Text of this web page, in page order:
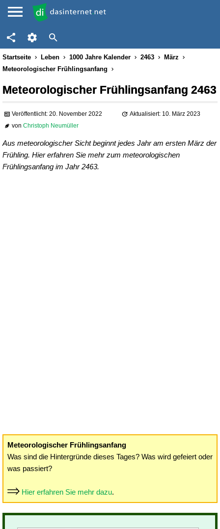
Startseite Leben 1000 Jahre Kalender 2463
März
Meteorologischer Frühlingsanfang
Meteorologischer Frühlingsanfang 2463
Veröffentlicht: 20. November 2022
Aktualisiert: 10. März 2023
vonChristoph Neumüller
Aus meteorologischer Sicht beginnt jedes Jahr am ersten März der
Frühling. Hier erfahren Sie mehr zum meteorologischen
Frühlingsanfang im Jahr 2463.
Meteorologischer Frühlingsanfang
Was sind die Hintergründe dieses Tages? Was wird gefeiert oder
was passiert?
Hier erfahren Sie mehr dazu.